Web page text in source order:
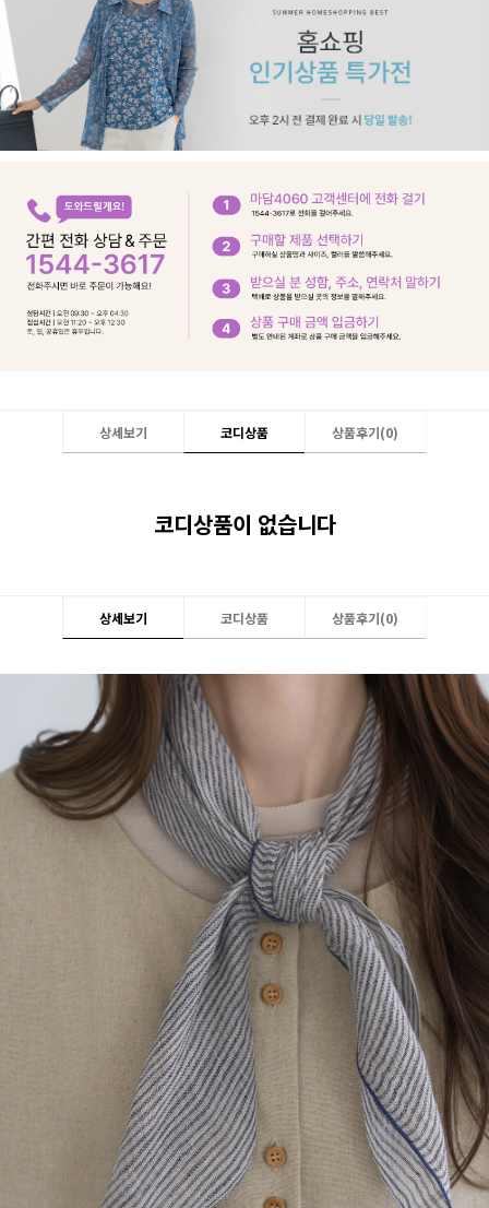
상세보기 코디상품 상품후기(0)
코디상품이 없습니다
상세보기 코디상품 상품후기(0)